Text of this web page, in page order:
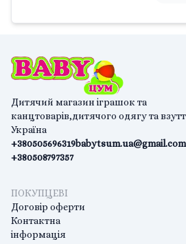
Дитячий магазин іграшок та
канцтоварів,дитячого одягу та
Україна
+380505696319
+380508797357
babytsum.ua@gmail.com
ПОКУПЦЕВІ
Договір оферти
Контактна
інформація